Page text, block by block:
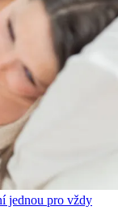
jednou pro vždy